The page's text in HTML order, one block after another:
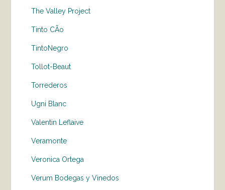
The Valley Project
Tinto CÃo
TintoNegro
Tollot-Beaut
Torrederos
Ugni Blanc
Valentin Leflaive
Veramonte
Veronica Ortega
Verum Bodegas y Vinedos